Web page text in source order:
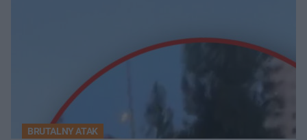
BRUTALNY ATAK